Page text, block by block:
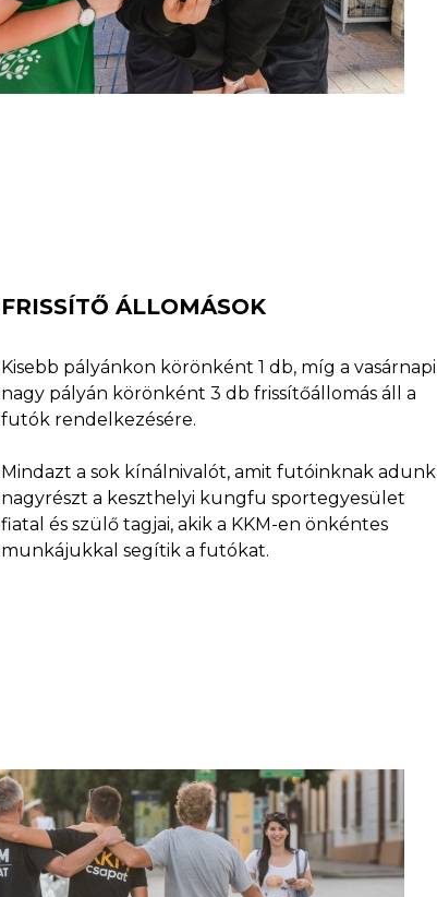
FRISSÍTŐ ÁLLOMÁSOK
Kisebb pályánkon körönként 1 db, míg a vasárnapi
nagy pályán körönként 3 db frissítőállomás áll a
futók rendelkezésére.
Mindazt a sok kínálnivalót, amit futóinknak adunk
nagyrészt a keszthelyi kungfu sportegyesület
fiatal és szülő tagjai, akik a KKM-en önkéntes
munkájukkal segítik a futókat.